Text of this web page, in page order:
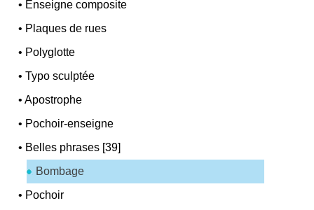
• Enseigne composite
• Plaques de rues
• Polyglotte
•Typo sculptée
•Apostrophe
• Pochoir-enseigne
• Belles phrases [39]
Bombage
• Pochoir